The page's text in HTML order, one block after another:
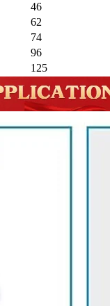
46
62
74
96
125